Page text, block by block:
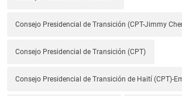
Consejo Presidencial de Transición (CPT-Jimmy
Consejo Presidencial de Transición (CPT)
Consejo Presidencial de Transición de Haití (CPT)-